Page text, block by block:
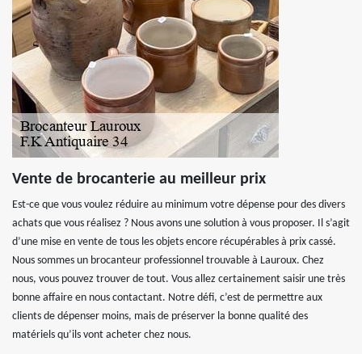
Vente de brocanterie au meilleur prix
Est-ce que vous voulez réduire au minimum votre dépense pour des divers
achats que vous réalisez ? Nous avons une solution à vous proposer. Il s’agit
d’une mise en vente de tous les objets encore récupérables à prix cassé.
Nous sommes un brocanteur professionnel trouvable à Lauroux. Chez
nous, vous pouvez trouver de tout. Vous allez certainement saisir une très
bonne affaire en nous contactant. Notre défi, c’est de permettre aux
clients de dépenser moins, mais de préserver la bonne qualité des
matériels qu’ils vont acheter chez nous.